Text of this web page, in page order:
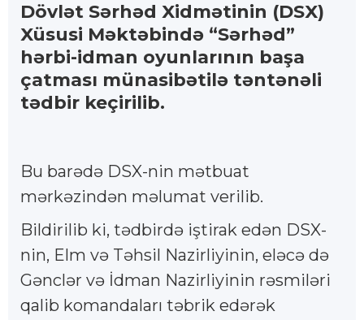
Dövlət Sərhəd Xidmətinin (DSX)
Xüsusi Məktəbində “Sərhəd”
hərbi-idman oyunlarının başa
çatması münasibətilə təntənəli
tədbir keçirilib.
Bu barədə DSX-nin mətbuat
mərkəzindən məlumat verilib.
Bildirilib ki, tədbirdə iştirak edən DSX-
nin, Elm və Təhsil Nazirliyinin, eləcə də
Gənclər və İdman Nazirliyinin rəsmiləri
qalib komandaları təbrik edərək